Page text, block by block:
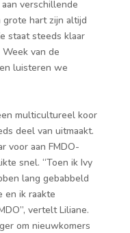
verschillende
grote hart zijn altijd
staat steeds klaar
van de
luisteren we
multicultureel koor
deel van uitmaakt.
voor aan FMDO-
snel. “Toen ik Ivy
lang gebabbeld
en ik raakte
vertelt Liliane.
om nieuwkomers